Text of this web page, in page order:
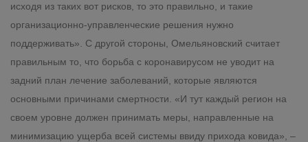
исходя из таких вот рисков, то это правильно, и такие
организационно-управленческие решения нужно
поддерживать». С другой стороны, Омельяновский считает
правильным то, что борьба с коронавирусом не уводит на
задний план лечение заболеваний, которые являются
основными причинами смертности. «И тут каждый регион на
своем уровне должен принимать меры, направленные на
минимизацию ущерба всей системы ввиду прихода ковида», –